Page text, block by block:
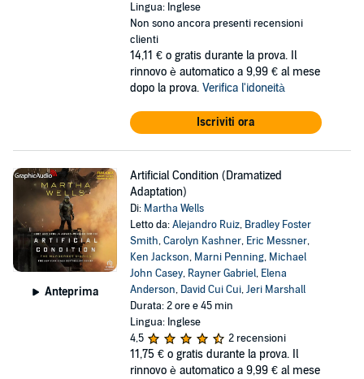
Lingua: Inglese
Non sono ancora presenti recensioni
clienti
14,11 € o gratis durante la prova. Il
rinnovo è automatico a 9,99 € al mese
dopo la prova. Verifica l'idoneità
Iscriviti ora
Anteprima
Artificial Condition (Dramatized
Adaptation)
Di: Martha Wells
Letto da:Alejandro Ruiz, Bradley Foster
Smith,Carolyn Kashner, Eric Messner,
Ken Jackson, Marni Penning, Michael
John Casey, Rayner Gabriel, Elena
Anderson, David Cui Cui,Jeri Marshall
Durata: 2 ore e 45 min
Lingua: Inglese
4,5
2 recensioni
11,75 € o gratis durante la prova. Il
rinnovo è automatico a 9,99 € al mese